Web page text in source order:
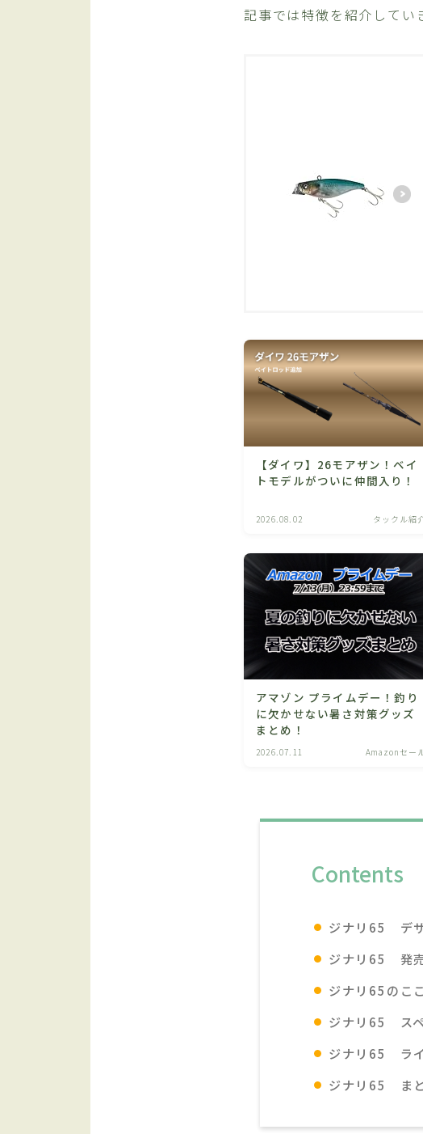
記事では特徴を紹介してい
【ダイワ】26モアザン！ベイ
トモデルがついに仲間入り！
2026.08.02 タックル紹
アマゾン プライムデー！釣り
に欠かせない暑さ対策グッズ
まとめ！
2026.07.11 Amazonセー
Contents
ジナリ65 デ
ジナリ65 発
ジナリ65のこ
ジナリ65 ス
ジナリ65 ラ
ジナリ65 ま